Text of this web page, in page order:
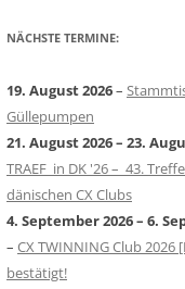
NÄCHSTE TERMINE:
19. August 2026–
Güllepumpen
21. August 2026– 23.
TRAEF in DK '26 – 43.
dänischen CX Clubs
4. September 2026– 6.
– CX TWINNING Club 2026
bestätigt!